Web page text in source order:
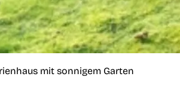
mit sonnigem Garten